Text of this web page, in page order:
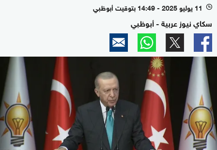
l 11 يوليو 2025 - 14:49 بتوقيت أبوظبي
سكاي نيوز عربية - أبوظبي